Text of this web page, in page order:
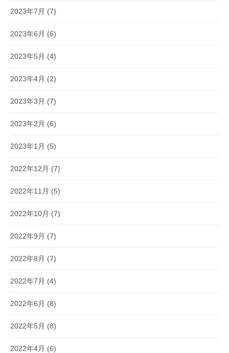
2023年7月 (7)
2023年6月 (6)
2023年5月 (4)
2023年4月 (2)
2023年3月 (7)
2023年2月 (6)
2023年1月 (5)
2022年12月 (7)
2022年11月 (5)
2022年10月 (7)
2022年9月 (7)
2022年8月 (7)
2022年7月 (4)
2022年6月 (8)
2022年5月 (8)
2022年4月 (6)